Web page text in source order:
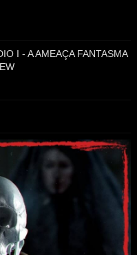
I - A AMEAÇA FANTASMA